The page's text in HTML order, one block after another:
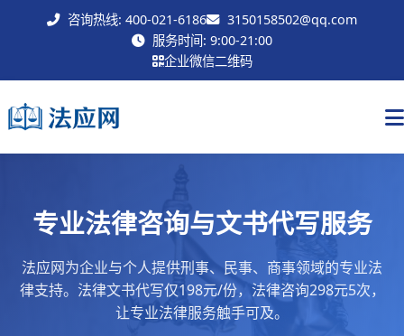
咨询热线: 400-021-6186
3150158502@qq.com
服务时间: 9:00-21:00
企业微信二维码
专业法律咨询与文书代写服务
法应网为企业与个人提供刑事、民事、商事领域的专业法
律支持。法律文书代写仅198元/份，法律咨询298元5次，
让专业法律服务触手可及。